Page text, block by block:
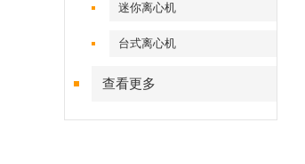
迷你离心机
台式离心机
查看更多